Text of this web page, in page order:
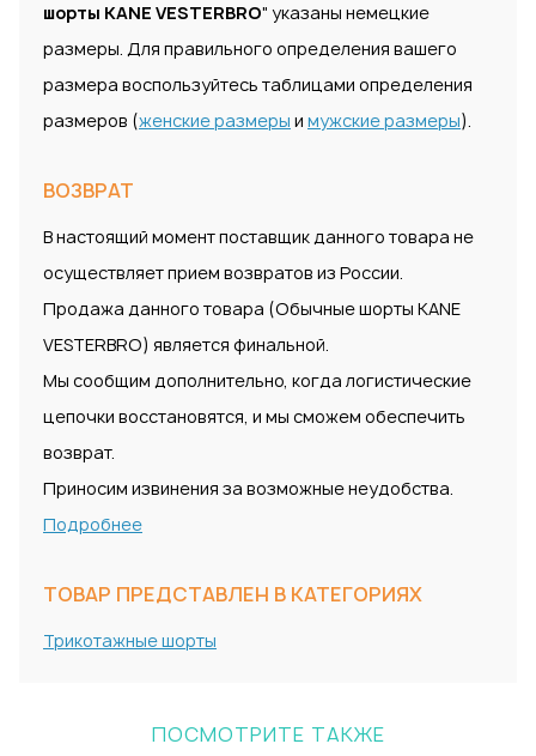
шорты KANE VESTERBRO" указаны немецкие
размеры. Для правильного определения вашего
размера воспользуйтесь таблицами определения
размеров (женские размеры и мужские размеры).
ВОЗВРАТ
В настоящий момент поставщик данного товара не
осуществляет прием возвратов из России.
Продажа данного товара (Обычные шорты KANE
VESTERBRO) является финальной.
Мы сообщим дополнительно, когда логистические
цепочки восстановятся, и мы сможем обеспечить
возврат.
Приносим извинения за возможные неудобства.
Подробнее
ТОВАР ПРЕДСТАВЛЕН В КАТЕГОРИЯХ
Трикотажные шорты
ПОСМОТРИТЕ ТАКЖЕ